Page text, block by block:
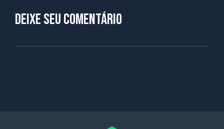
Deixe seu comentário